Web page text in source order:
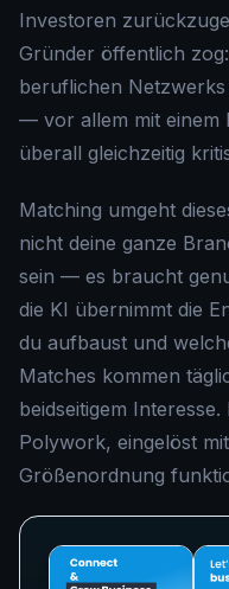
Investoren
Gründer öffentlich
beruflichen
— vor allem mit einem
überall gleichzeitig
Matching umgeht
nicht deine ganze
sein — es braucht
die KI übernimmt die
du aufbaust und
Matches kommen
beidseitigem
Polywork, eingelöst
Größenordnung